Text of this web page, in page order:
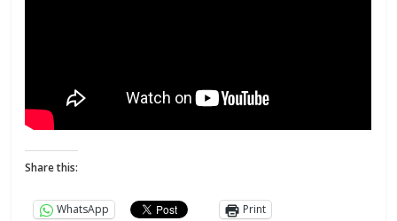
Share this:
WhatsApp Print